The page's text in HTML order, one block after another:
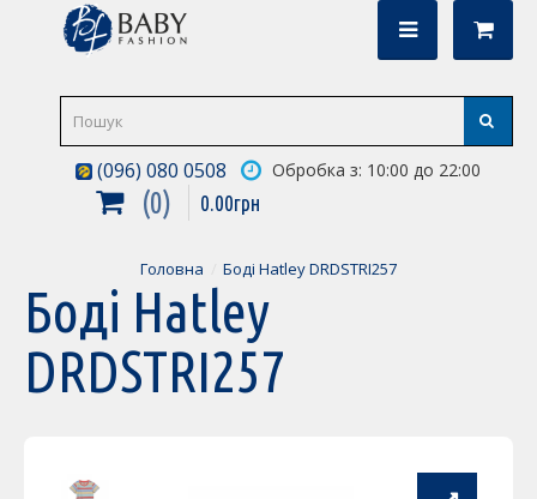
(096) 080 0508 Обробка з: 10:00 до 22:00
0 0.00грн
Головна Боді Hatley DRDSTRI257
Боді Hatley
DRDSTRI257